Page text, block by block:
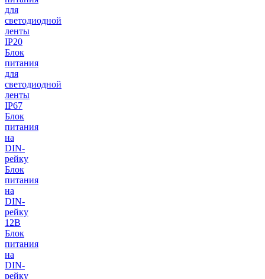
для
светодиодной
ленты
IP20
Блок
питания
для
светодиодной
ленты
IP67
Блок
питания
на
DIN-
рейку
Блок
питания
на
DIN-
рейку
12В
Блок
питания
на
DIN-
рейку